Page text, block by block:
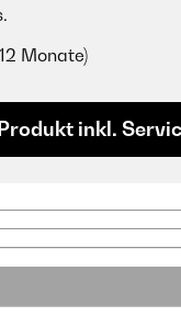
Monate)
Produkt inkl.